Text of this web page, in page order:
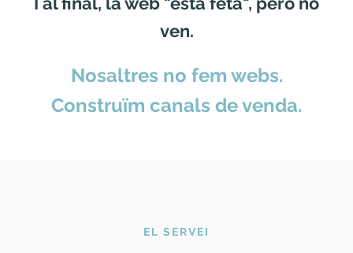
ven.
Nosaltres no fem webs.
Construïm canals de venda.
EL SERVEI